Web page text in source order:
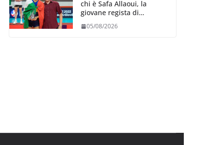
chi è Safa Allaoui, la
giovane regista di
collegiale di Cavalese
05/08/2026